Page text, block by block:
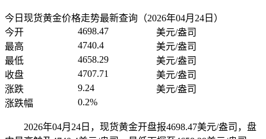
今日现货黄金价格走势最新查询（2026年04月24日）
今开
4698.47
美元/盎司
最高
4740.4
美元/盎司
最低
4658.29
美元/盎司
收盘
4707.71
美元/盎司
涨跌
9.24
美元/盎司
涨跌幅
0.2%
2026年04月24日，现货黄金开盘报4698.47美元/盎司，盘